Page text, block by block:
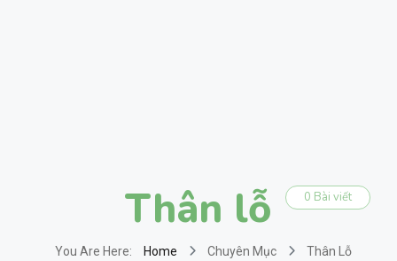
Thân lỗ 0 Bài viết
You Are Here: Home Chuyên Mục Thân Lỗ